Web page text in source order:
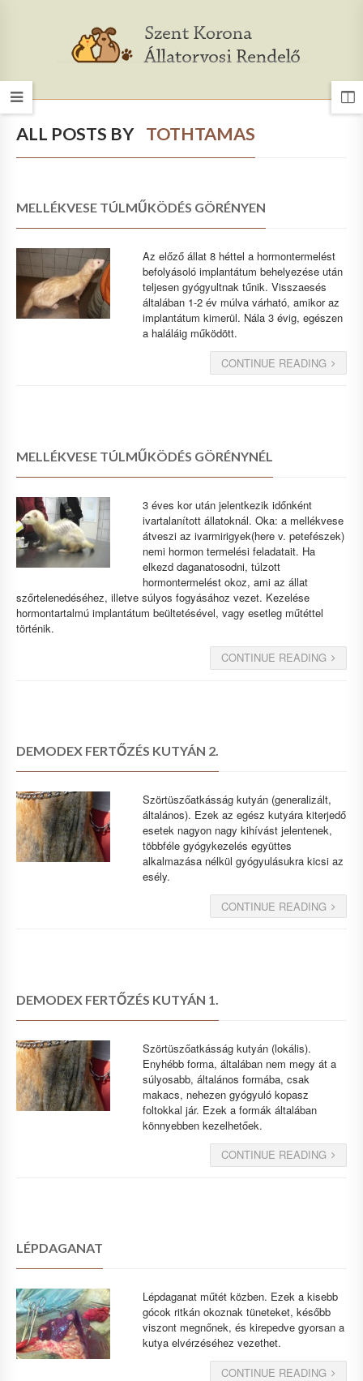
ALL POSTS BY TOTHTAMAS
MELLÉKVESE TÚLMŰKÖDÉS GÖRÉNYEN
Az előző állat 8 héttel a hormontermelést
befolyásoló implantátum behelyezése után
teljesen gyógyultnak tűnik. Visszaesés
általában 1-2 év múlva várható, amikor az
implantátum kimerül. Nála 3 évig, egészen
a haláláig működött.
CONTINUE READING
MELLÉKVESE TÚLMŰKÖDÉS GÖRÉNYNÉL
3 éves kor után jelentkezik időnként
ivartalanított állatoknál. Oka: a mellékvese
átveszi az ivarmirigyek(here v. petefészek)
nemi hormon termelési feladatait. Ha
elkezd daganatosodni, túlzott
hormontermelést okoz, ami az állat
szőrtelenedéséhez, illetve súlyos fogyásához vezet. Kezelése
hormontartalmú implantátum beültetésével, vagy esetleg műtéttel
történik.
CONTINUE READING
DEMODEX FERTŐZÉS KUTYÁN 2.
Szörtüszőatkásság kutyán (generalizált,
általános). Ezek az egész kutyára kiterjedő
esetek nagyon nagy kihívást jelentenek,
többféle gyógykezelés együttes
alkalmazása nélkül gyógyulásukra kicsi az
esély.
CONTINUE READING
DEMODEX FERTŐZÉS KUTYÁN 1.
Szörtüszőatkásság kutyán (lokális).
Enyhébb forma, általában nem megy át a
súlyosabb, általános formába, csak
makacs, nehezen gyógyuló kopasz
foltokkal jár. Ezek a formák általában
könnyebben kezelhetőek.
CONTINUE READING
LÉPDAGANAT
Lépdaganat műtét közben. Ezek a kisebb
gócok ritkán okoznak tüneteket, később
viszont megnőnek, és kirepedve gyorsan a
kutya elvérzéséhez vezethet.
CONTINUE READING